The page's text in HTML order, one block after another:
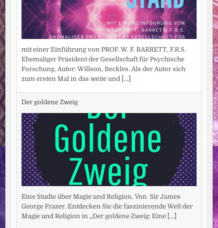
mit einer Einführung von PROF. W. F. BARRETT, F.R.S.
Ehemaliger Präsident der Gesellschaft für Psychische
Forschung. Autor: Willson, Beckles. Als der Autor sich
zum ersten Mal in das weite und [...]
Der goldene Zweig
Eine Studie über Magie und Religion. Von Sir James
George Frazer. Entdecken Sie die faszinierende Welt der
Magie und Religion in „Der goldene Zweig: Eine [...]